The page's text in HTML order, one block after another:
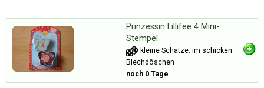
Prinzessin Lillifee 4 Mini-
Stempel
kleine Schätze: im schicken
Blechdöschen
noch 0 Tage